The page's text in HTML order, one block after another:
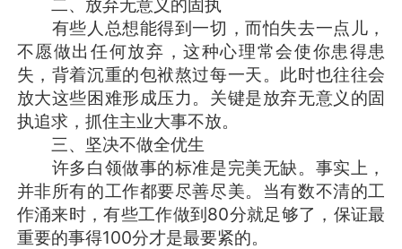
有些人总想能得到一切，而怕失去一点儿，
不愿做出任何放弃，这种心理常会使你患得患
失，背着沉重的包袱熬过每一天。此时也往往会
放大这些困难形成压力。关键是放弃无意义的固
执追求，抓住主业大事不放。
三、坚决不做全优生
许多白领做事的标准是完美无缺。事实上，
并非所有的工作都要尽善尽美。当有数不清的工
作涌来时，有些工作做到80分就足够了，保证最
重要的事得100分才是最要紧的。